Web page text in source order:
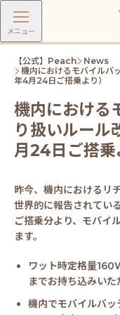
メニュー
【公式】Peach
News
機内におけるモバイルバ
年4月24日ご搭乗より）
機内における
り扱いルー
月24日ご搭乗
昨今、機内におけるリ
世界的に報告されてい
ご搭乗分より、モバイ
ます。
ワット時定格量
までお持ち込みいた
機内でモバイルバ